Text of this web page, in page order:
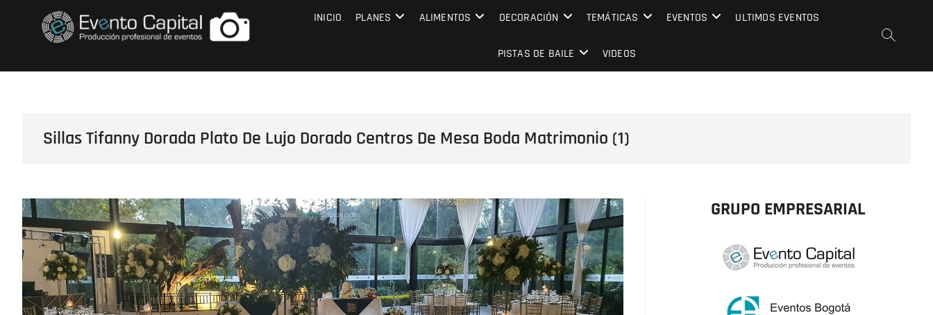
FOTOS GRUPO EMPRESARIAL EVENTO CAPITAL
INICIO PLANES ALIMENTOS DECORACIÓN TEMÁTICAS EVENTOS ULTIMOS EVENTOS
PISTAS DE BAILE VIDEOS
Sillas Tifanny Dorada Plato De Lujo Dorado Centros De Mesa Boda Matrimonio (1)
GRUPO EMPRESARIAL